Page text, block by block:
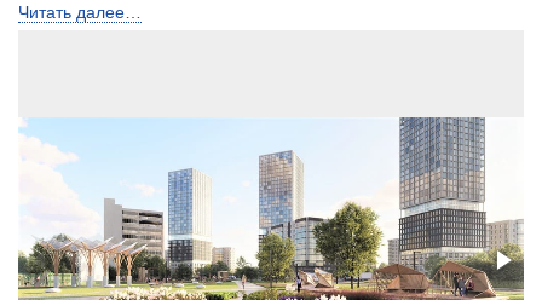
Квартир в доме
Высота потолков, м 2,7-3,89
Застройщик
ООО СЗ ДЖС
Читать далее…